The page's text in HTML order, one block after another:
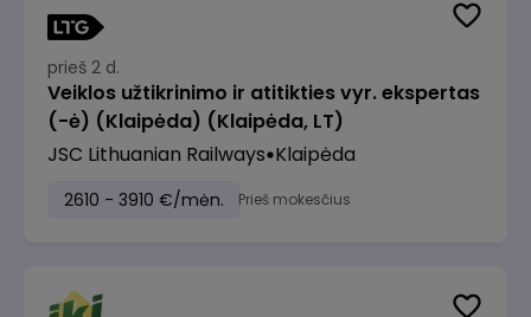
prieš 2 d.
Veiklos užtikrinimo ir atitikties vyr. ekspertas
(-ė) (Klaipėda) (Klaipėda, LT)
JSC Lithuanian Railways Klaipėda
2610 - 3910 €/mėn. Prieš mokesčius